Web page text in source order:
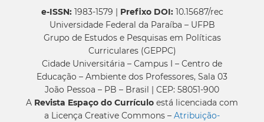
e-ISSN:1983-1579 | Prefixo DOI:10.15687/rec
Universidade Federal da Paraíba – UFPB
Grupo de Estudos e Pesquisas em Políticas
Curriculares (GEPPC)
Cidade Universitária – Campus I – Centro de
Educação – Ambiente dos Professores, Sala 03
João Pessoa – PB – Brasil | CEP: 58051-900
A Revista Espaço do Currículo está licenciada com
a Licença Creative Commons – Atribuição-